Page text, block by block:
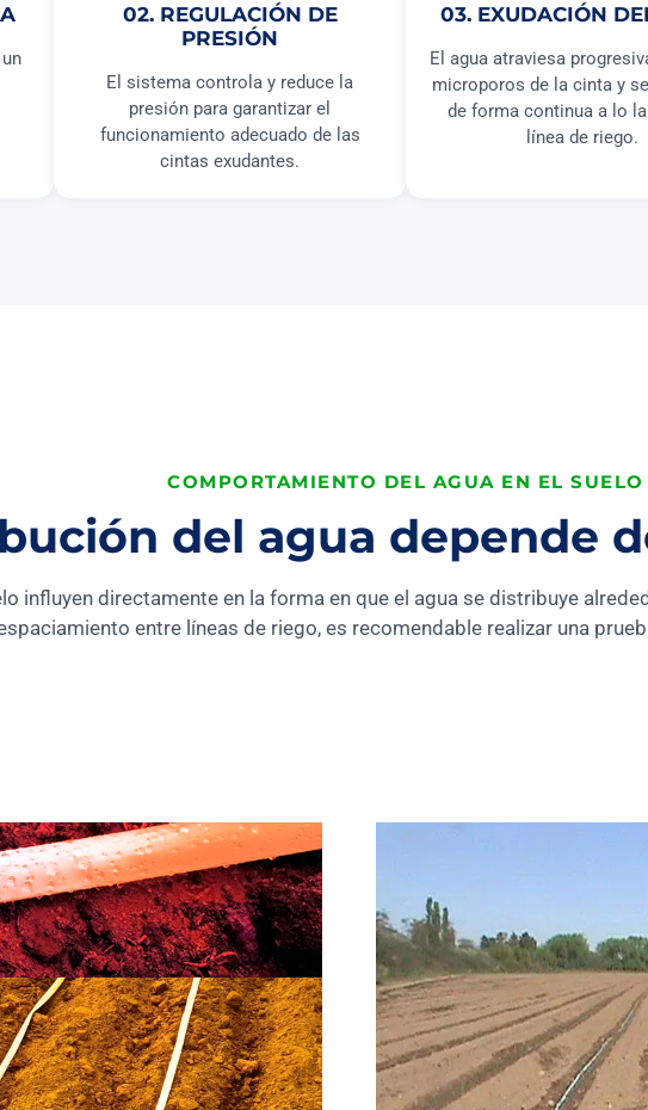
02. REGULACIÓN DE
PRESIÓN
El sistema controla y reduce la
presión para garantizar el
funcionamiento adecuado de las
cintas exudantes.
03. EXUDACIÓN
El agua atraviesa
microporos de la cinta y
de forma continua a lo
línea de riego.
COMPORTAMIENTO DEL AGUA EN EL SUELO
del agua depende
influyen directamente en la forma en que el agua se distribuye
entre líneas de riego, es recomendable realizar una